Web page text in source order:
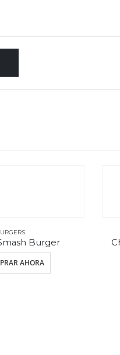
Burger
AHORA